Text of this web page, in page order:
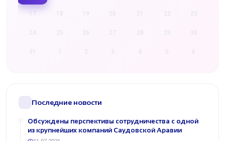
17 22 23
28 29 30
4 5 6
Последние новости
Обсуждены перспективы сотрудничества с одной
из крупнейших компаний Саудовской Аравии